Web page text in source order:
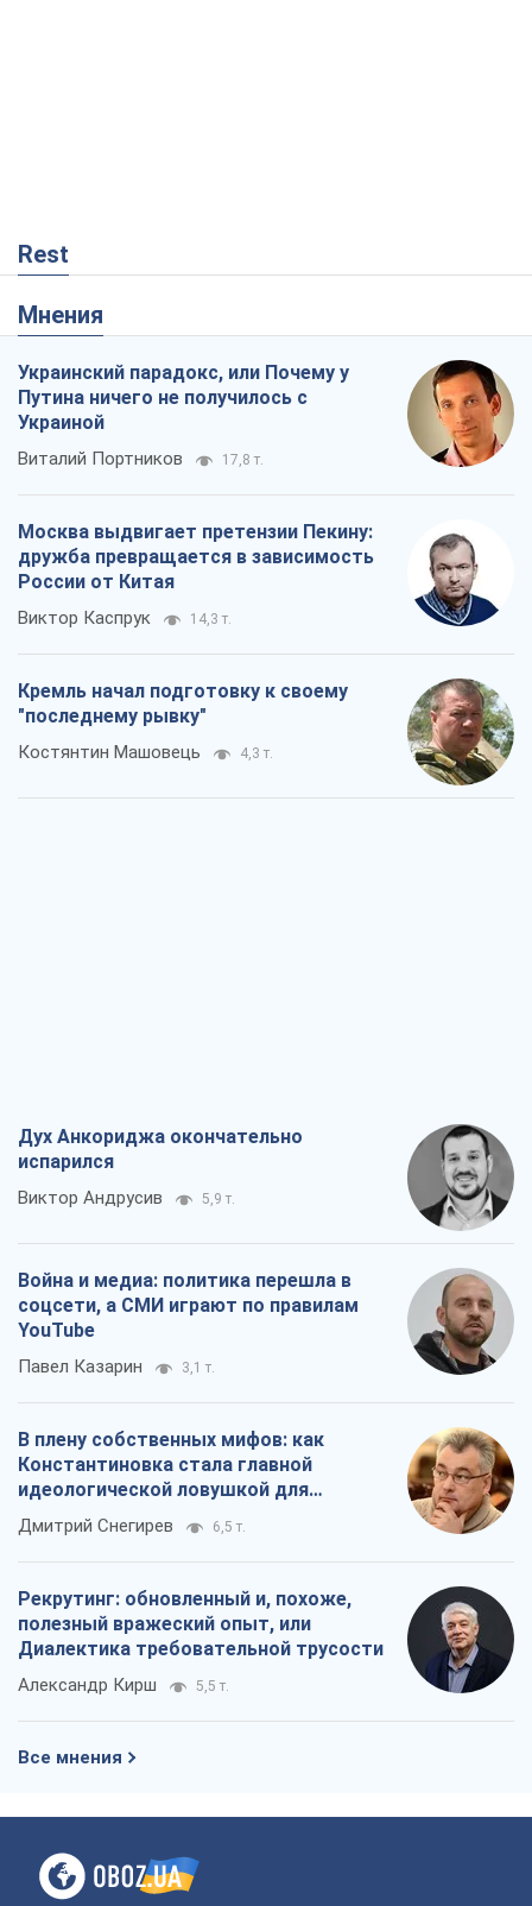
Rest
Мнения
Украинский парадокс, или Почему у
Путина ничего не получилось с
Украиной
Виталий Портников 17,8 т.
Москва выдвигает претензии Пекину:
дружба превращается в зависимость
России от Китая
Виктор Каспрук 14,3 т.
Кремль начал подготовку к своему
"последнему рывку"
Костянтин Машовець 4,3 т.
Дух Анкориджа окончательно
испарился
Виктор Андрусив 5,9 т.
Война и медиа: политика перешла в
соцсети, а СМИ играют по правилам
YouTube
Павел Казарин 3,1 т.
В плену собственных мифов: как
Константиновка стала главной
идеологической ловушкой для
российских оккупантов
Дмитрий Снегирев 6,5 т.
Рекрутинг: обновленный и, похоже,
полезный вражеский опыт, или
Диалектика требовательной трусости
Александр Кирш 5,5 т.
Все мнения